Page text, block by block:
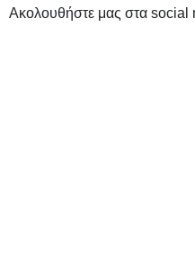
Ακολουθήστε μας στα social